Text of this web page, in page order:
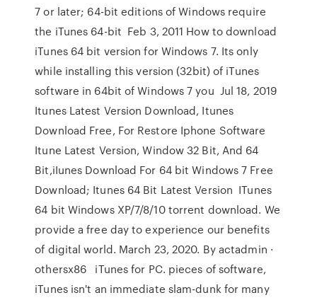
7 or later; 64-bit editions of Windows require
the iTunes 64-bit Feb 3, 2011 How to download
iTunes 64 bit version for Windows 7. Its only
while installing this version (32bit) of iTunes
software in 64bit of Windows 7 you Jul 18, 2019
Itunes Latest Version Download, Itunes
Download Free, For Restore Iphone Software
Itune Latest Version, Window 32 Bit, And 64
Bit,iIunes Download For 64 bit Windows 7 Free
Download; Itunes 64 Bit Latest Version ITunes
64 bit Windows XP/7/8/10 torrent download. We
provide a free day to experience our benefits
of digital world. March 23, 2020. By actadmin ·
othersx86 iTunes for PC. pieces of software,
iTunes isn't an immediate slam-dunk for many